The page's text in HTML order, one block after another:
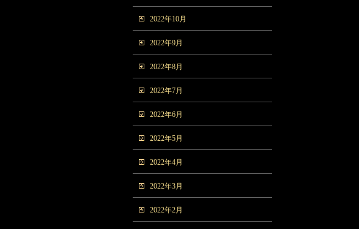
2022年10月
2022年9月
2022年8月
2022年7月
2022年6月
2022年5月
2022年4月
2022年3月
2022年2月